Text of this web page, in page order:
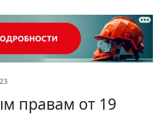
правам от 19